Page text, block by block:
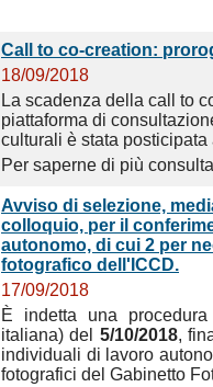
Call to co-creation:
18/09/2018
La scadenza della call to
piattaforma di
culturali è stata posticipata
Per saperne di più
Avviso di selezione,
colloquio, per il
autonomo, di cui 2 per
fotografico dell'ICCD.
17/09/2018
È indetta una
italiana) del 5/10/2018,
individuali di lavoro
fotografici del Gabinetto